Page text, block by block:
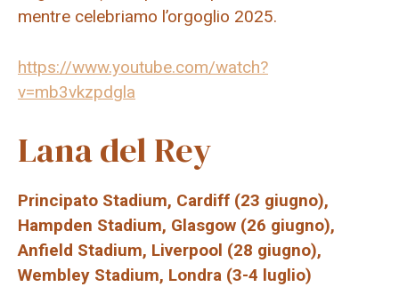
mentre celebriamo l’orgoglio 2025.
https://www.youtube.com/watch?
v=mb3vkzpdgla
Lana del Rey
Principato Stadium, Cardiff (23 giugno),
Hampden Stadium, Glasgow (26 giugno),
Anfield Stadium, Liverpool (28 giugno),
Wembley Stadium, Londra (3-4 luglio)